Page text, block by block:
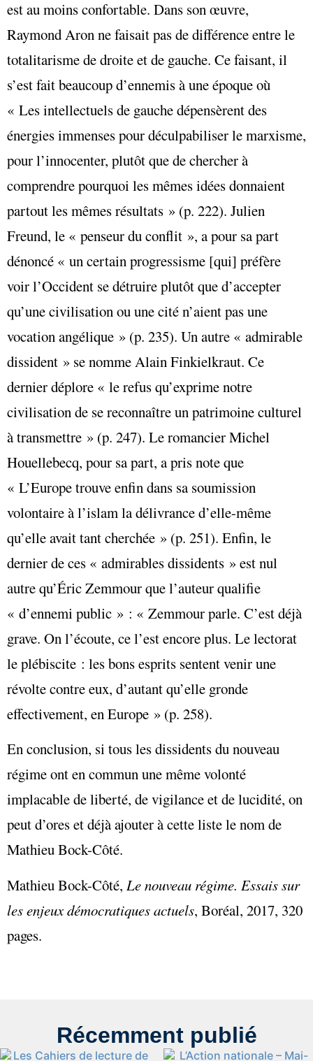
est au moins confortable. Dans son œuvre,
Raymond Aron ne faisait pas de différence entre le
totalitarisme de droite et de gauche. Ce faisant, il
s’est fait beaucoup d’ennemis à une époque où
« Les intellectuels de gauche dépensèrent des
énergies immenses pour déculpabiliser le marxisme,
pour l’innocenter, plutôt que de chercher à
comprendre pourquoi les mêmes idées donnaient
partout les mêmes résultats » (p. 222). Julien
Freund, le « penseur du conflit », a pour sa part
dénoncé « un certain progressisme [qui] préfère
voir l’Occident se détruire plutôt que d’accepter
qu’une civilisation ou une cité n’aient pas une
vocation angélique » (p. 235). Un autre « admirable
dissident » se nomme Alain Finkielkraut. Ce
dernier déplore « le refus qu’exprime notre
civilisation de se reconnaître un patrimoine culturel
à transmettre » (p. 247). Le romancier Michel
Houellebecq, pour sa part, a pris note que
« L’Europe trouve enfin dans sa soumission
volontaire à l’islam la délivrance d’elle-même
qu’elle avait tant cherchée » (p. 251). Enfin, le
dernier de ces « admirables dissidents » est nul
autre qu’Éric Zemmour que l’auteur qualifie
« d’ennemi public » : « Zemmour parle. C’est déjà
grave. On l’écoute, ce l’est encore plus. Le lectorat
le plébiscite : les bons esprits sentent venir une
révolte contre eux, d’autant qu’elle gronde
effectivement, en Europe » (p. 258).
En conclusion, si tous les dissidents du nouveau
régime ont en commun une même volonté
implacable de liberté, de vigilance et de lucidité, on
peut d’ores et déjà ajouter à cette liste le nom de
Mathieu Bock-Côté.
Mathieu Bock-Côté, Le nouveau régime. Essais sur
les enjeux démocratiques actuels, Boréal, 2017, 320
pages.
Récemment publié